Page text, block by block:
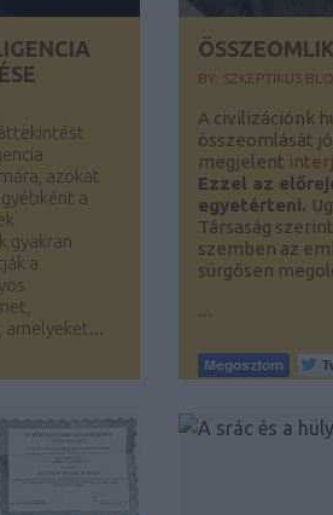
áttekintést
azokat
a
gyakran
a
amelyeket...
BY: SZKEPTIKUS
A civilizációnk
összeomlását
megjelent
Ezzel az
egyetérteni.
Társaság
szemben az
sürgősen
...